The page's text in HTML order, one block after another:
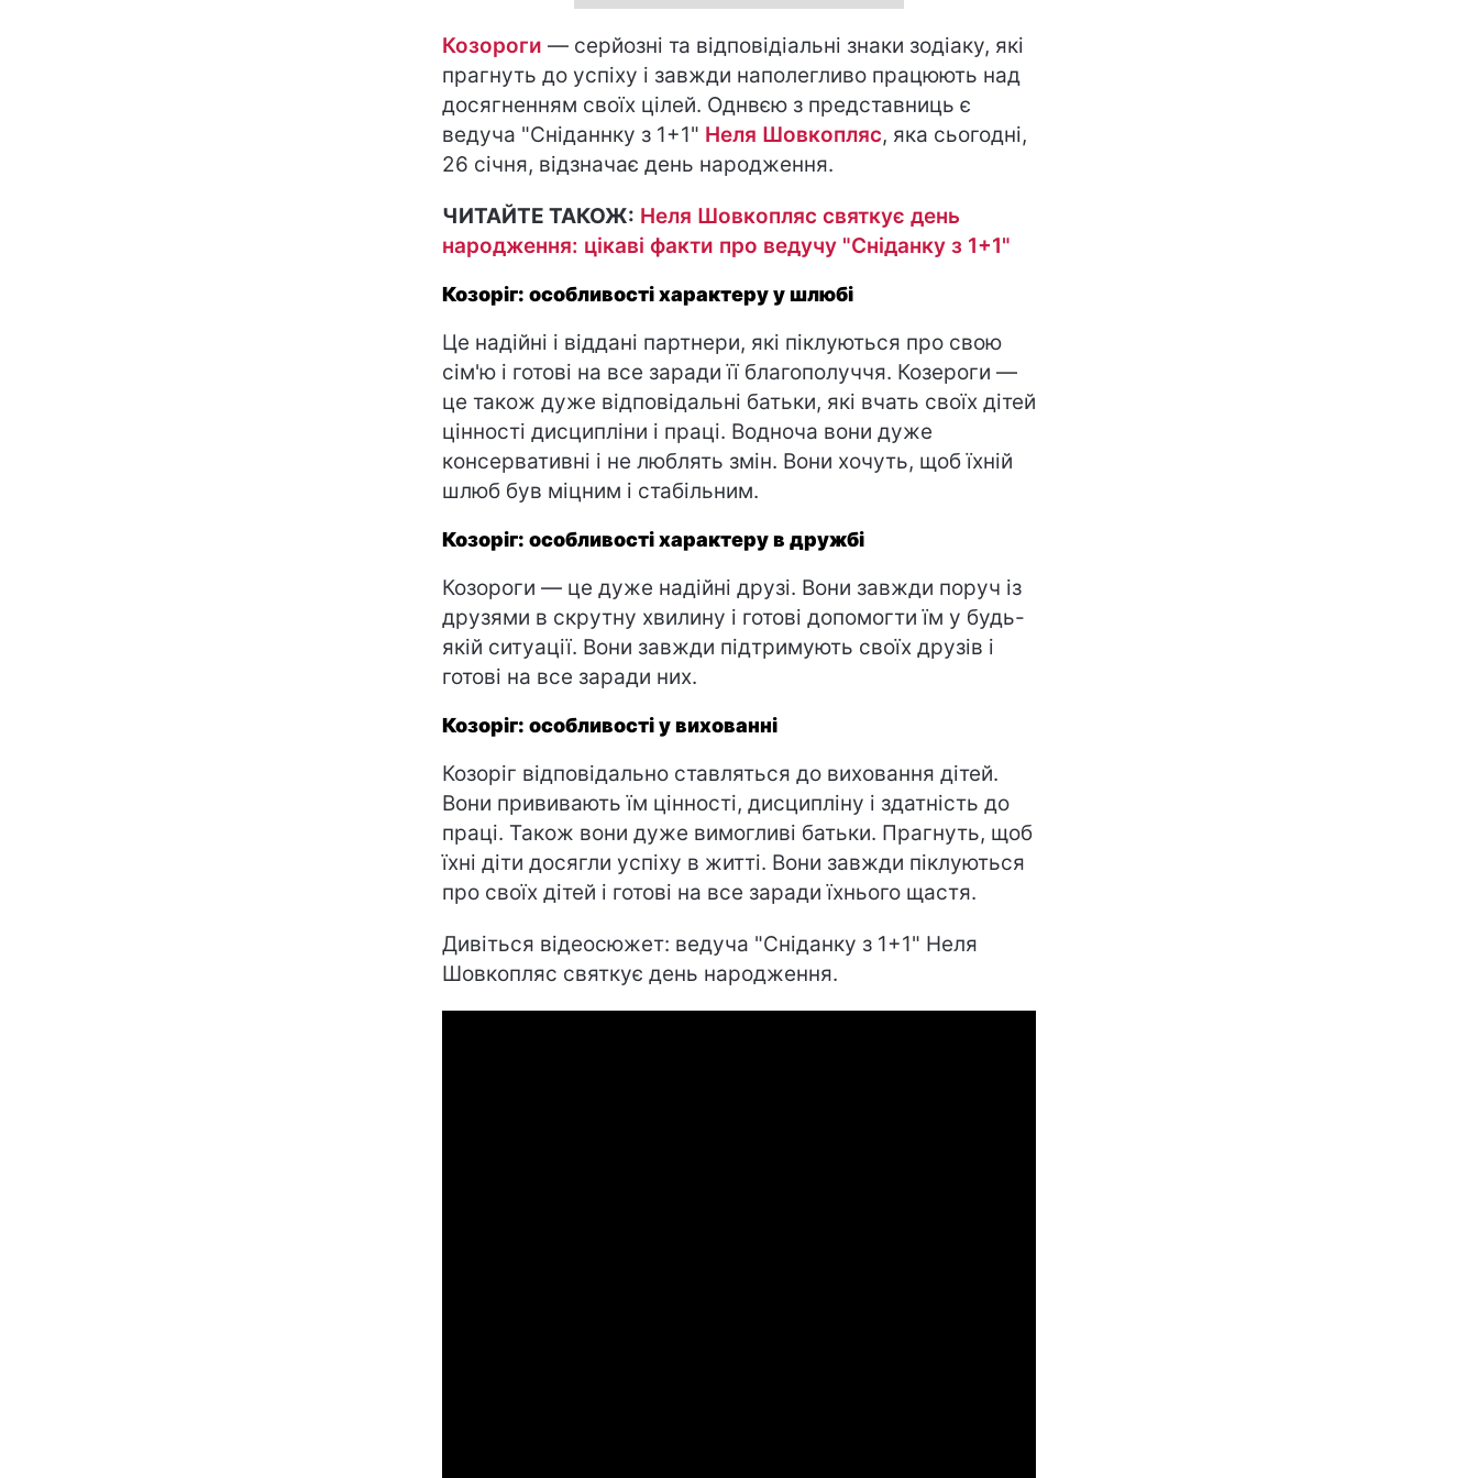
Козороги — серйозні та відповідіальні знаки зодіаку, які
прагнуть до успіху і завжди наполегливо працюють над
досягненням своїх цілей. Однвєю з представниць є
ведуча "Сніданнку з 1+1" Неля Шовкопляс, яка сьогодні,
26 січня, відзначає день народження.
ЧИТАЙТЕ ТАКОЖ: Неля Шовкопляс святкує день
народження: цікаві факти про ведучу "Сніданку з 1+1"
Козоріг: особливості характеру у шлюбі
Це надійні і віддані партнери, які піклуються про свою
сім'ю і готові на все заради її благополуччя. Козероги —
це також дуже відповідальні батьки, які вчать своїх дітей
цінності дисципліни і праці. Водноча вони дуже
консервативні і не люблять змін. Вони хочуть, щоб їхній
шлюб був міцним і стабільним.
Козоріг: особливості характеру в дружбі
Козороги — це дуже надійні друзі. Вони завжди поруч із
друзями в скрутну хвилину і готові допомогти їм у будь-
якій ситуації. Вони завжди підтримують своїх друзів і
готові на все заради них.
Козоріг: особливості у вихованні
Козоріг відповідально ставляться до виховання дітей.
Вони прививають їм цінності, дисципліну і здатність до
праці. Також вони дуже вимогливі батьки. Прагнуть, щоб
їхні діти досягли успіху в житті. Вони завжди піклуються
про своїх дітей і готові на все заради їхнього щастя.
Дивіться відеосюжет: ведуча "Сніданку з 1+1" Неля
Шовкопляс святкує день народження.